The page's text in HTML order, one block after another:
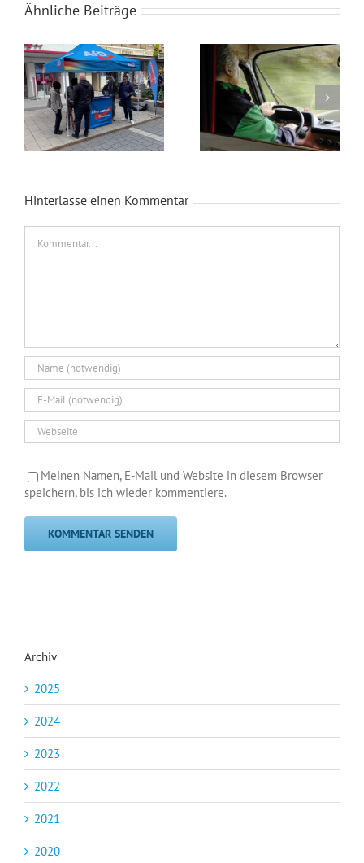
Ähnliche Beiträge
Hinterlasse einen Kommentar
Meinen Namen, E-Mail und Website in diesem Browser
speichern, bis ich wieder kommentiere.
Archiv
2025
2024
2023
2022
2021
2020